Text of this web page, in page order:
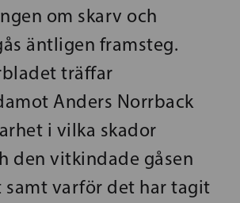
om skarv och
äntligen framsteg.
träffar
Anders Norrback
i vilka skador
den vitkindade gåsen
samt varför det har tagit